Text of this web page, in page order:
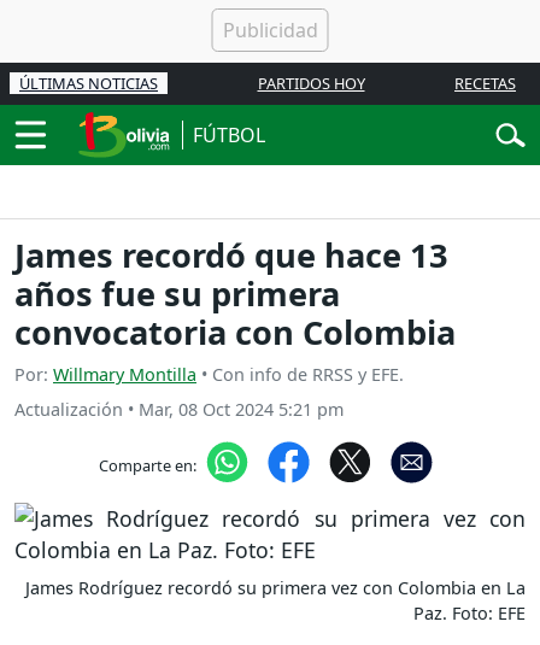
ÚLTIMAS NOTICIAS PARTIDOS HOY RECETAS
FÚTBOL
James recordó que hace 13
años fue su primera
convocatoria con Colombia
Por: Willmary Montilla • Con info de RRSS y EFE.
Actualización • Mar, 08 Oct 2024 5:21 pm
Comparte en:
James Rodríguez recordó su primera vez con Colombia en La
Paz. Foto: EFE